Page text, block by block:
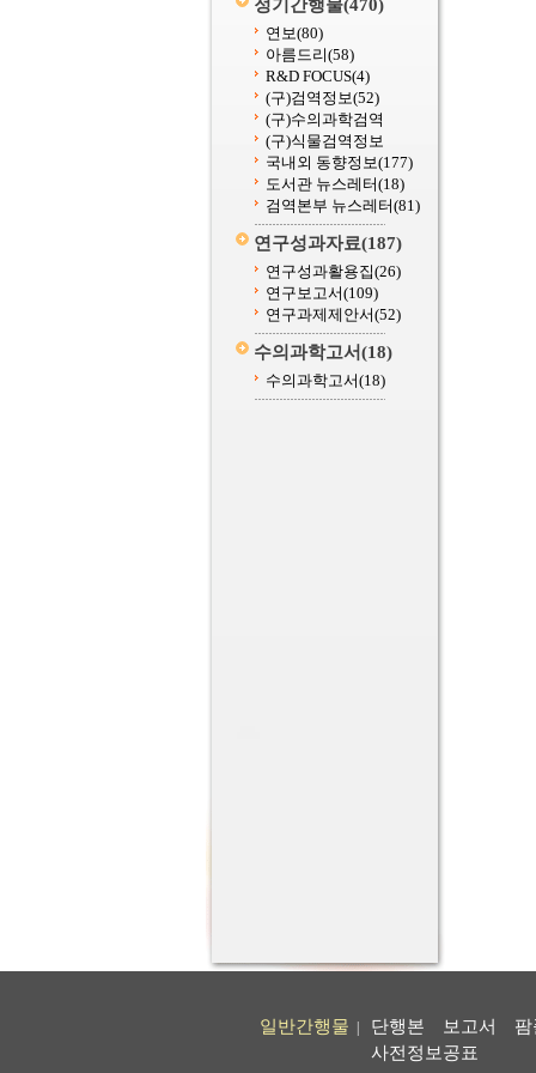
정기간행물(470)
연보(80)
아름드리(58)
R&D FOCUS(4)
(구)검역정보(52)
(구)수의과학검역
(구)식물검역정보
국내외 동향정보(177)
도서관 뉴스레터(18)
검역본부 뉴스레터(81)
연구성과자료(187)
연구성과활용집(26)
연구보고서(109)
연구과제제안서(52)
수의과학고서(18)
수의과학고서(18)
일반간행물 단행본 보고서
사전정보공표